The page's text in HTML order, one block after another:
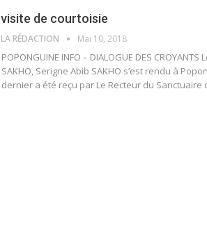
visite de courtoisie
LA RÉDACTION Mai 10, 2018
POPONGUINE INFO – DIALOGUE DES
SAKHO, Serigne Abib SAKHO s’est rendu à
dernier a été reçu par Le Recteur du